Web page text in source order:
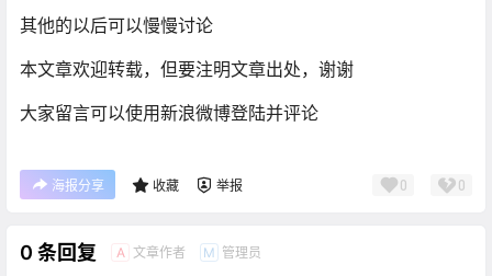
其他的以后可以慢慢讨论
本文章欢迎转载，但要注明文章出处，谢谢
大家留言可以使用新浪微博登陆并评论
海报分享 收藏 举报 0 0
0 条回复 A 文章作者 M 管理员